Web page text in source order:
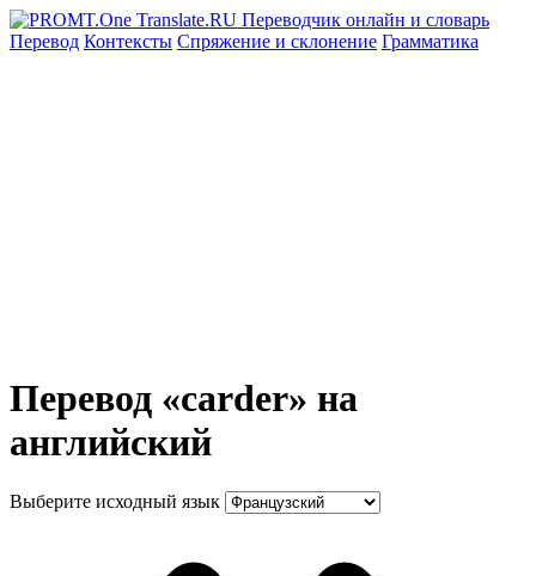
Перевод Контексты Спряжение и склонение Грамматика
Перевод «carder» на
английский
Выберите исходный язык